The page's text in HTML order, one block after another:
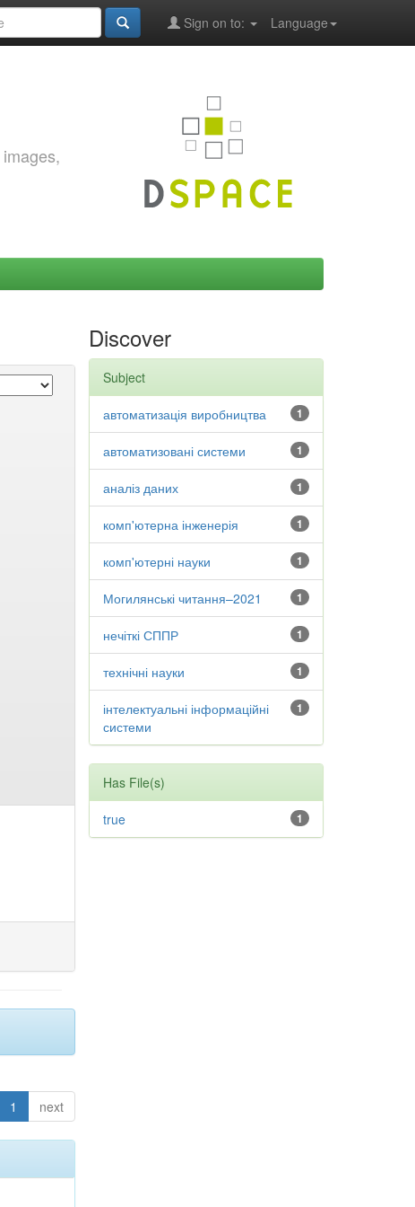
Language
Sign on to:
1 next
Discover
Subject
1
автоматизація виробництва
1
автоматизовані системи
1
аналіз даних
1
комп'ютерна інженерія
1
комп'ютерні науки
1
Могилянські читання–2021
1
нечіткі СППР
1
технічні науки
1
інтелектуальні інформаційні
системи
Has File(s)
1
true